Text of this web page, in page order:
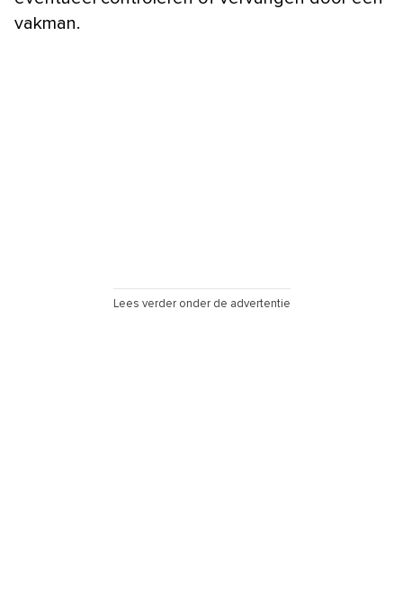
vakman.
Lees verder onder de advertentie